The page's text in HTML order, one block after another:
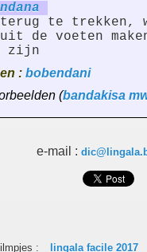
ana
te trekken,
de voeten
zijn
: bobendani
(bandakisa
e-mail :
: lingala facile 2017